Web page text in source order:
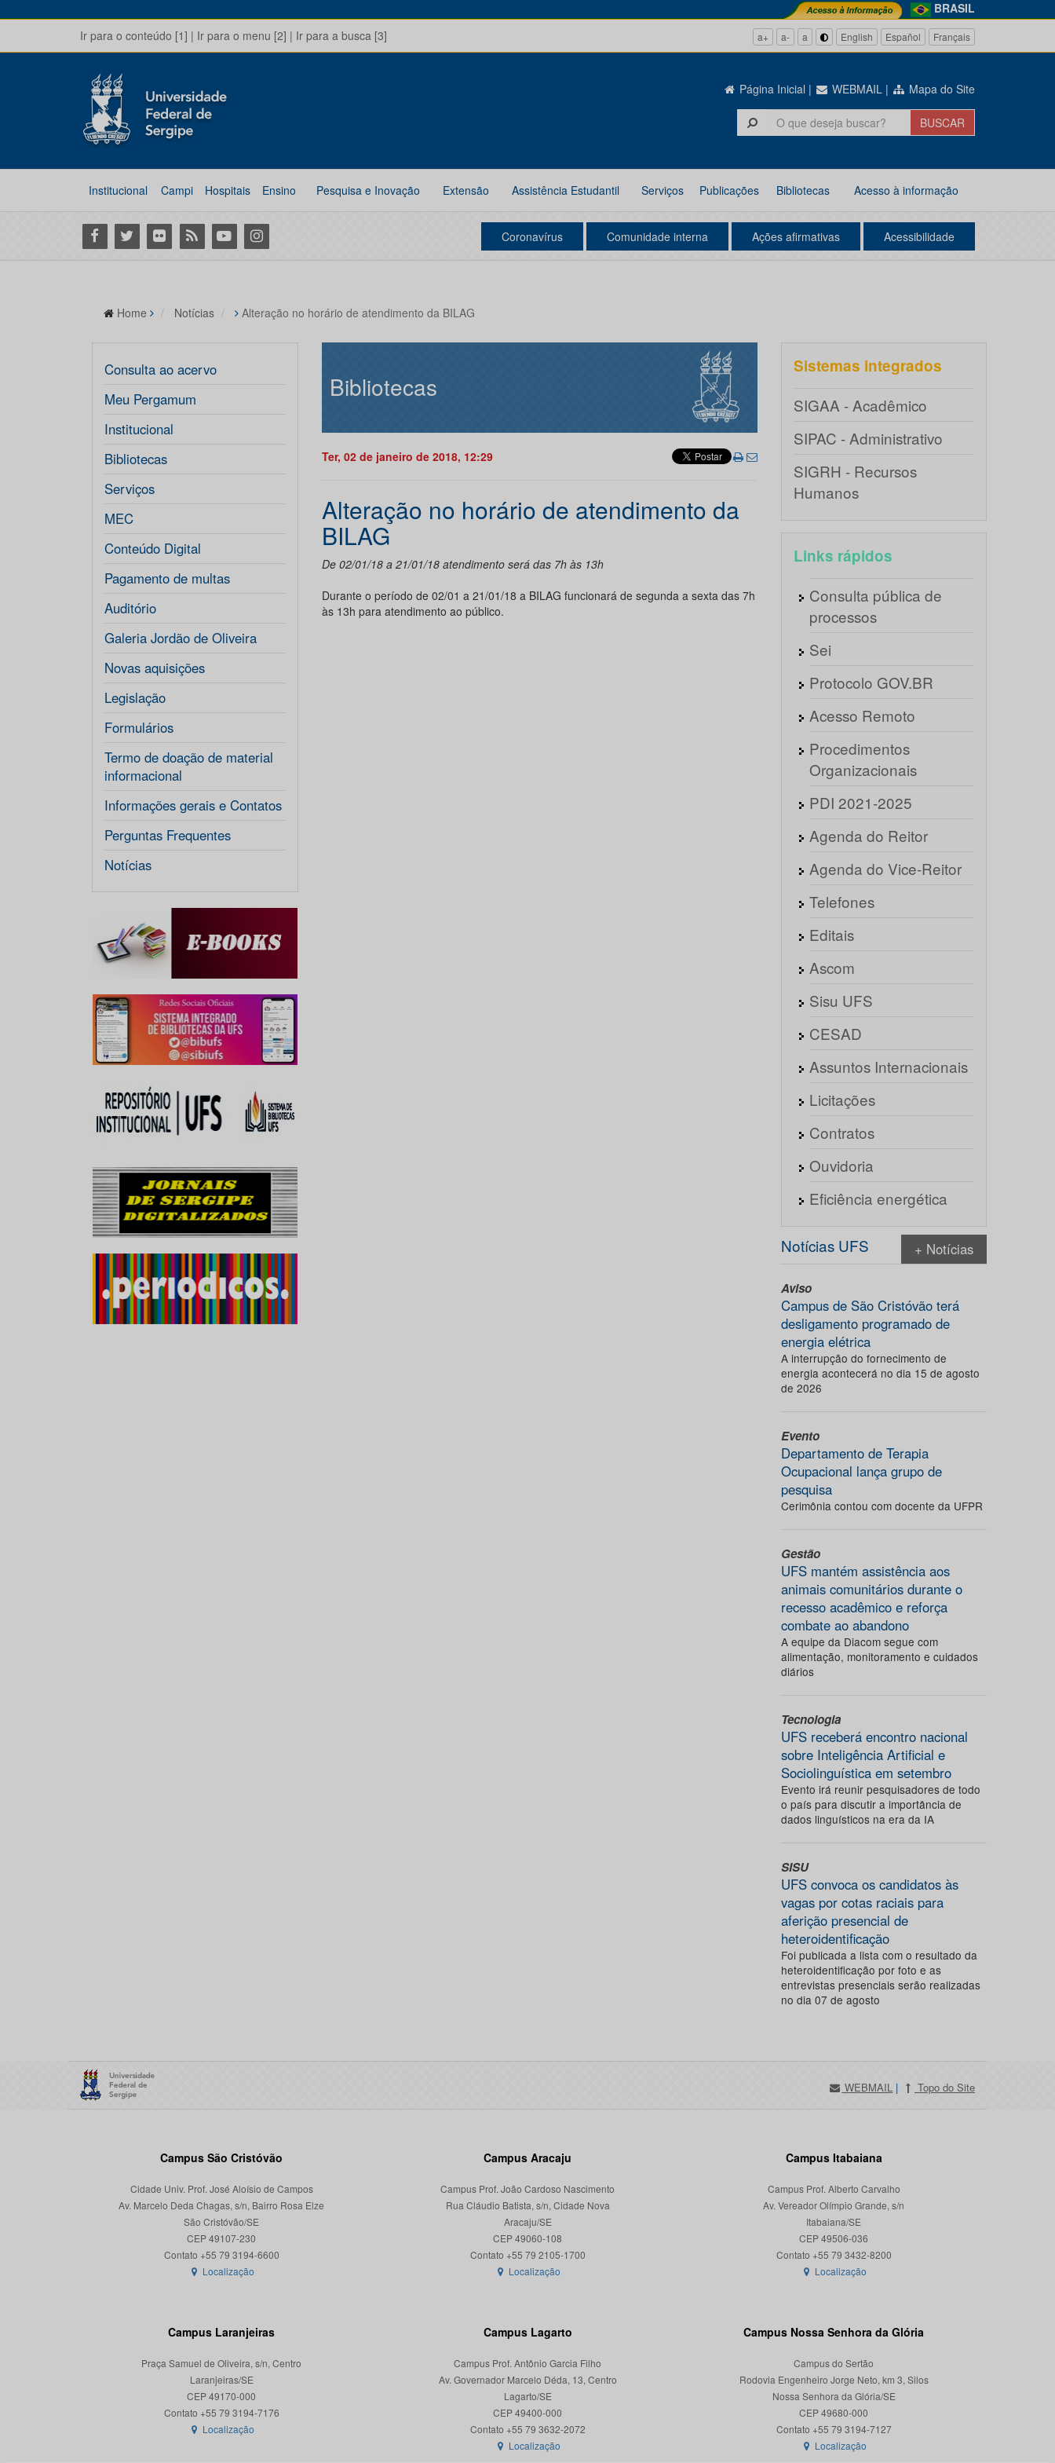
BRASIL
Ir para o conteúdo [1] | Ir para o menu [2] | Ir para a busca [3] a+ a- a English Español Français
Página Inicial | WEBMAIL | Mapa do Site
Institucional Campi Hospitais Ensino Pesquisa e Inovação Extensão Assistência Estudantil Serviços Publicações Bibliotecas Acesso à informação
Facebook
Twitter Flickr RSS YoutubeInstagram Coronavírus Comunidade interna Ações afirmativas Acessibilidade
Home Notícias Alteração no horário de atendimento da BILAG
Consulta ao acervo
Meu Pergamum
Institucional
Bibliotecas
Serviços
MEC
Conteúdo Digital
Pagamento de multas
Auditório
Galeria Jordão de Oliveira
Novas aquisições
Legislação
Formulários
Termo de doação de material
informacional
Informações gerais e Contatos
Perguntas Frequentes
Notícias
Bibliotecas
Ter, 02 de janeiro de 2018, 12:29
Alteração no horário de atendimento da
BILAG
De 02/01/18 a 21/01/18 atendimento será das 7h às 13h
Durante o período de 02/01 a 21/01/18 a BILAG funcionará de segunda a sexta das 7h
às 13h para atendimento ao público.
Sistemas integrados
SIGAA - Acadêmico
SIPAC - Administrativo
SIGRH - Recursos
Humanos
Links rápidos
Consulta pública de
processos
Sei
Protocolo GOV.BR
Acesso Remoto
Procedimentos
Organizacionais
PDI 2021-2025
Agenda do Reitor
Agenda do Vice-Reitor
Telefones
Editais
Ascom
Sisu UFS
CESAD
Assuntos Internacionais
Licitações
Contratos
Ouvidoria
Eficiência energética
Notícias UFS + Notícias
Aviso
Campus de São Cristóvão terá
desligamento programado de
energia elétrica
A interrupção do fornecimento de
energia acontecerá no dia 15 de agosto
de 2026
Evento
Departamento de Terapia
Ocupacional lança grupo de
pesquisa
Cerimônia contou com docente da UFPR
Gestão
UFS mantém assistência aos
animais comunitários durante o
recesso acadêmico e reforça
combate ao abandono
A equipe da Diacom segue com
alimentação, monitoramento e cuidados
diários
Tecnologia
UFS receberá encontro nacional
sobre Inteligência Artificial e
Sociolinguística em setembro
Evento irá reunir pesquisadores de todo
o país para discutir a importância de
dados linguísticos na era da IA
SISU
UFS convoca os candidatos às
vagas por cotas raciais para
aferição presencial de
heteroidentificação
Foi publicada a lista com o resultado da
heteroidentificação por foto e as
entrevistas presenciais serão realizadas
no dia 07 de agosto
WEBMAIL | Topo do Site
Campus São Cristóvão
Cidade Univ. Prof. José Aloísio de Campos
Av. Marcelo Deda Chagas, s/n, Bairro Rosa Elze
São Cristóvão/SE
CEP 49107-230
Localização
Campus Aracaju
Campus Prof. João Cardoso Nascimento
Rua Cláudio Batista, s/n, Cidade Nova
Aracaju/SE
CEP 49060-108
Localização
Campus Itabaiana
Campus Prof. Alberto Carvalho
Av. Vereador Olímpio Grande, s/n
Itabaiana/SE
CEP 49506-036
Localização
Campus Laranjeiras
Praça Samuel de Oliveira, s/n, Centro
Laranjeiras/SE
CEP 49170-000
Localização
Campus Lagarto
Campus Prof. Antônio Garcia Filho
Av. Governador Marcelo Déda, 13, Centro
Lagarto/SE
CEP 49400-000
Localização
Campus Nossa Senhora da Glória
Campus do Sertão
Rodovia Engenheiro Jorge Neto, km 3, Silos
Nossa Senhora da Glória/SE
CEP 49680-000
Contato +55 79 3194-7127
Localização